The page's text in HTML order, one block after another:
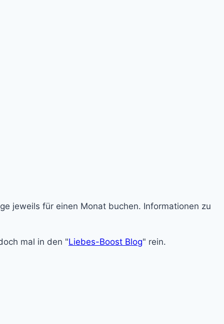
jeweils für einen Monat buchen. Informationen zu
mal in den "Liebes-Boost Blog" rein.